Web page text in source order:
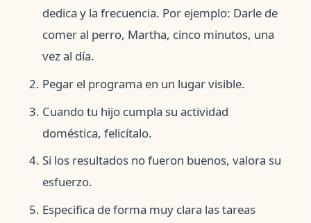
dedica y la frecuencia. Por ejemplo: Darle de
comer al perro, Martha, cinco minutos, una
vez al día.
Pegar el programa en un lugar visible.
Cuando tu hijo cumpla su actividad
doméstica, felicítalo.
Si los resultados no fueron buenos, valora su
esfuerzo.
Especifica de forma muy clara las tareas